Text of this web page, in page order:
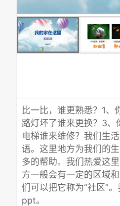
比一比，谁更熟悉？1
路灯坏了谁来更换？3
电梯谁来维修？我们生
语。这里地方为我们的
多的帮助。我们热爱这
方一般会有一定的区域
们可以把它称为“社区”
ppt。